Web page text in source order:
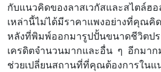
กับแนวคิดของลาสเวกัสและสไตล์ฮ
เหล่านี้ไม่ได้มีราคาแพงอย่างที่คุณ
หลังที่พิมพ์ออกมารูปปั้นขนาดชีวิตปร
เครดิตจำนวนมากและอื่น ๆ อีกมา
ช่วยเปลี่ยนสถานที่ที่คุณต้องการใน